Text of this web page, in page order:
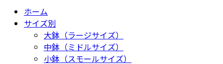
ホーム
サイズ別
大鉢（ラージサイズ）
中鉢（ミドルサイズ）
小鉢（スモールサイズ）